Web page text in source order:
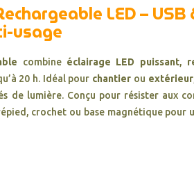
LED – USB
usage
combine éclairage LED puissant,
20 h. Idéal pour chantier ou extérieur
de lumière. Conçu pour résister aux
crochet ou base magnétique pour